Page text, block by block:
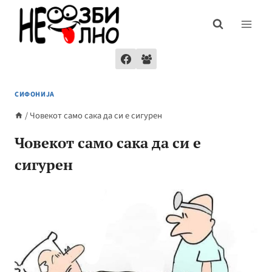
content
СИФОНИЈА
/Човекот само сака да си е сигурен
Човекот само сака да си е
сигурен